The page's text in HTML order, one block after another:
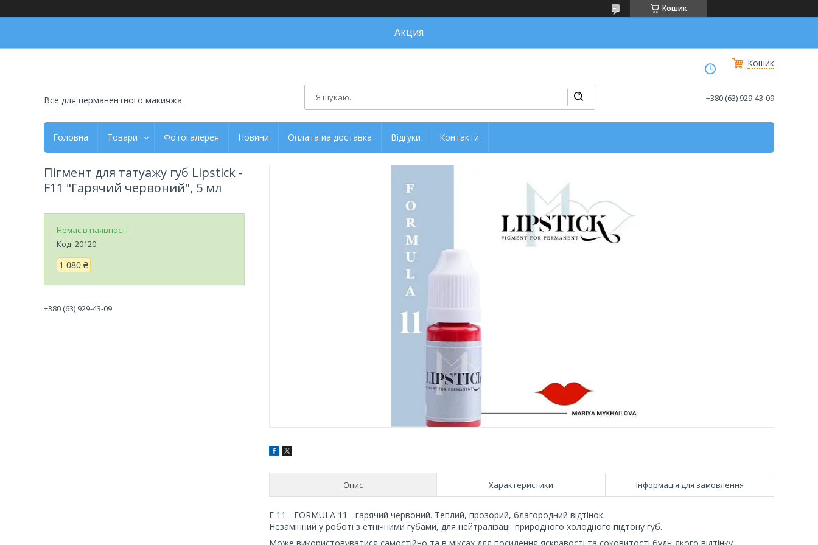
Кошик
Акция
Кошик
Все для перманентного макияжа +380 (63) 929-43-09
Головна Товари Фотогалерея Новини Оплата иа доставка Відгуки Контакти
Опис Характеристики Інформація для замовлення
F 11 - FORMULA 11 - гарячий червоний. Теплий, прозорий, благородний відтінок.
Незамінний у роботі з етнічними губами, для нейтралізації природного холодного підтону губ.
Пігмент для татуажу губ Lipstick -
F11 "Гарячий червоний", 5 мл
Немає в наявності
Код: 20120
1 080 ₴
+380 (63) 929-43-09